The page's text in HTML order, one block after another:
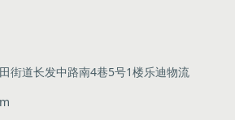
街道长发中路南4巷5号1楼乐迪物流